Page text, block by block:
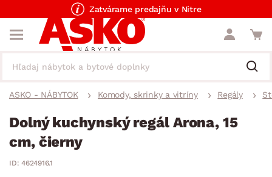
Zatvárame predajňu v Nitre
ASKO - NÁBYTOK Komody, skrinky a vitríny Regály
Dolný kuchynský regál Arona, 15
cm, čierny
ID: 4624916.1